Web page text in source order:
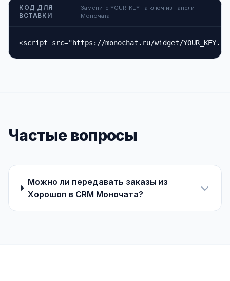
КОД ДЛЯ
ВСТАВКИ
Замените YOUR_KEY на ключ из панели
Моночата
<script src="https://monochat.ru/widget/
Частые вопросы
Можно ли передавать заказы из
Хорошоп в CRM Моночата?